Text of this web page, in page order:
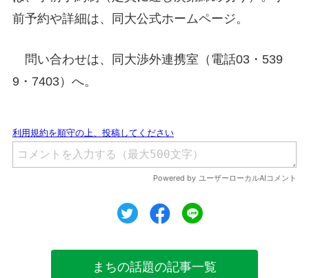
前予約や詳細は、同大公式ホームページ。
問い合わせは、同大渉外連携室（電話03・539
9・7403）へ。
ツイートシェア
まちの話題の記事一覧